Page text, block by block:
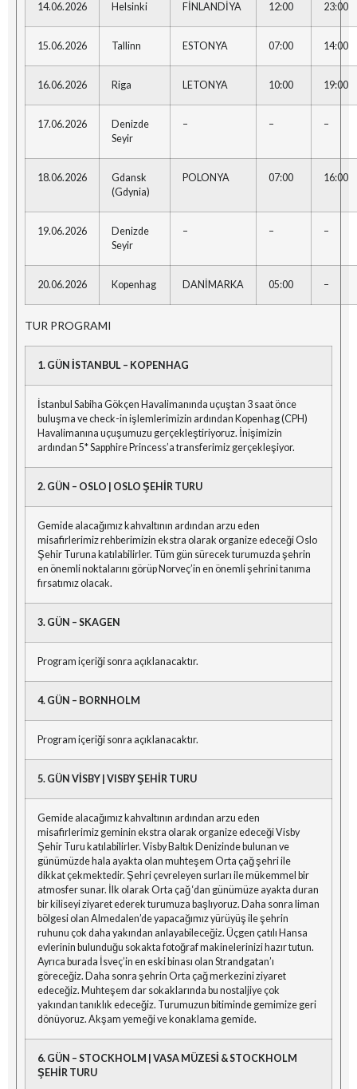
14.06.2026 Helsinki FİNLANDİYA 12:00 23:00
15.06.2026 Tallinn ESTONYA 07:00 14:00
16.06.2026 Riga LETONYA 10:00 19:00
17.06.2026
Denizde
Seyir
– – –
18.06.2026
Gdansk
(Gdynia)
POLONYA 07:00 16:00
19.06.2026
Denizde
Seyir
– – –
20.06.2026 Kopenhag DANİMARKA 05:00 –
TUR PROGRAMI
1. GÜN İSTANBUL – KOPENHAG
İstanbul Sabiha Gökçen Havalimanında uçuştan 3 saat önce
buluşma ve check-in işlemlerimizin ardından Kopenhag (CPH)
Havalimanına uçuşumuzu gerçekleştiriyoruz. İnişimizin
ardından 5* Sapphire Princess’a transferimiz gerçekleşiyor.
2. GÜN – OSLO | OSLO ŞEHİR TURU
Gemide alacağımız kahvaltının ardından arzu eden
misafirlerimiz rehberimizin ekstra olarak organize edeceği Oslo
Şehir Turuna katılabilirler. Tüm gün sürecek turumuzda şehrin
en önemli noktalarını görüp Norveç’in en önemli şehrini tanıma
fırsatımız olacak.
3. GÜN – SKAGEN
Program içeriği sonra açıklanacaktır.
4. GÜN – BORNHOLM
Program içeriği sonra açıklanacaktır.
5. GÜN VİSBY | VISBY ŞEHİR TURU
Gemide alacağımız kahvaltının ardından arzu eden
misafirlerimiz geminin ekstra olarak organize edeceği Visby
Şehir Turu katılabilirler. Visby Baltık Denizinde bulunan ve
günümüzde hala ayakta olan muhteşem Orta çağ şehri ile
dikkat çekmektedir. Şehri çevreleyen surları ile mükemmel bir
atmosfer sunar. İlk olarak Orta çağ ‘dan günümüze ayakta duran
bir kiliseyi ziyaret ederek turumuza başlıyoruz. Daha sonra liman
bölgesi olan Almedalen’de yapacağımız yürüyüş ile şehrin
ruhunu çok daha yakından anlayabileceğiz. Üçgen çatılı Hansa
evlerinin bulunduğu sokakta fotoğraf makinelerinizi hazır tutun.
Ayrıca burada İsveç’in en eski binası olan Strandgatan’ı
göreceğiz. Daha sonra şehrin Orta çağ merkezini ziyaret
edeceğiz. Muhteşem dar sokaklarında bu nostaljiye çok
yakından tanıklık edeceğiz. Turumuzun bitiminde gemimize geri
dönüyoruz. Akşam yemeği ve konaklama gemide.
6. GÜN – STOCKHOLM | VASA MÜZESİ & STOCKHOLM
ŞEHİR TURU